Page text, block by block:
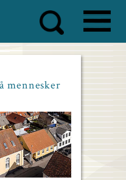
mennesker